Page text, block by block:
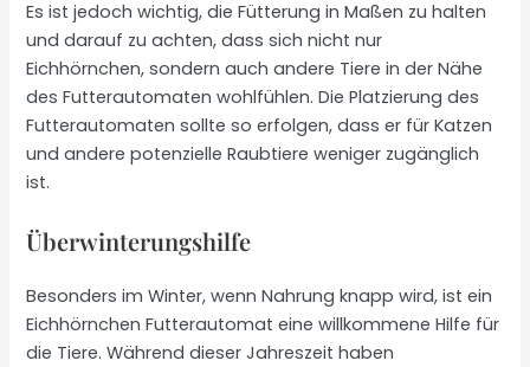
Es ist jedoch wichtig, die Fütterung in Maßen zu halten
und darauf zu achten, dass sich nicht nur
Eichhörnchen, sondern auch andere Tiere in der Nähe
des Futterautomaten wohlfühlen. Die Platzierung des
Futterautomaten sollte so erfolgen, dass er für Katzen
und andere potenzielle Raubtiere weniger zugänglich
ist.
Überwinterungshilfe
Besonders im Winter, wenn Nahrung knapp wird, ist ein
Eichhörnchen Futterautomat eine willkommene Hilfe für
die Tiere. Während dieser Jahreszeit haben